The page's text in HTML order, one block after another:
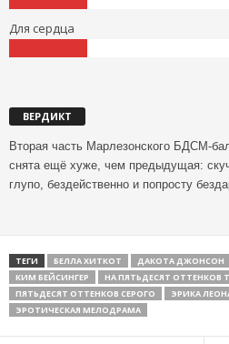
Для сердца
ВЕРДИКТ
Вторая часть Марлезонского БДСМ-
снята ещё хуже, чем предыдущая:
глупо, бездейственно и попросту
ТЕГИ БЕЛЛА ХИТКОТ ДАКОТА ДЖОНСОН
КИМ БЕЙСИНГЕР
НА ПЯТЬДЕСЯТ ОТТЕНКОВ
ПЯТЬДЕСЯТ ОТТЕНКОВ СЕРОГО
ЭРИКА
ЭРОТИЧЕСКАЯ МЕЛОДРАМА